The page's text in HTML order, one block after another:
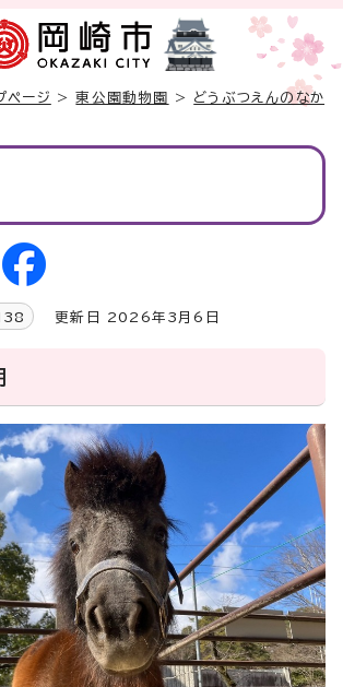
ページ > 東公園動物園 > どうぶつえんのなか
更新日 2026年3月6日